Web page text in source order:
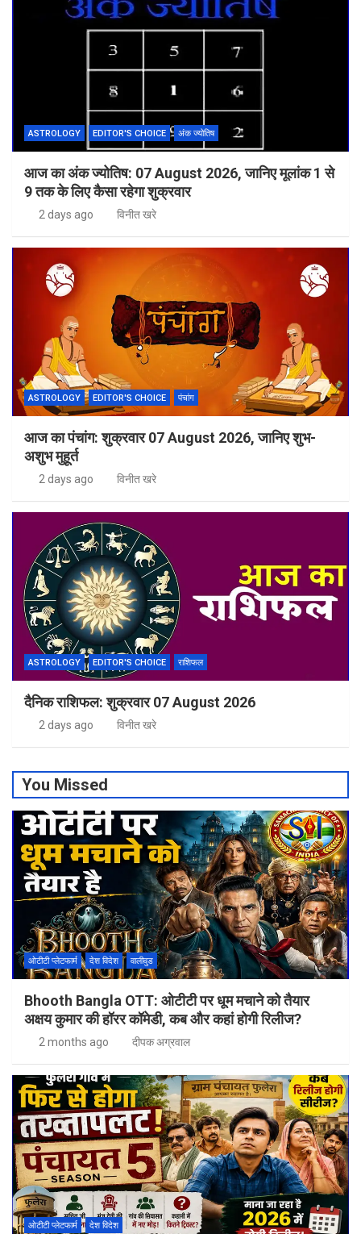
ASTROLOGY EDITOR'S CHOICE अंक ज्योतिष
आज का अंक ज्योतिष: 07 August 2026, जानिए मूलांक 1 से
9 तक के लिए कैसा रहेगा शुक्रवार
2 days ago विनीत खरे
ASTROLOGY EDITOR'S CHOICE पंचांग
आज का पंचांग: शुक्रवार 07 August 2026, जानिए शुभ-
अशुभ मुहूर्त
2 days ago विनीत खरे
ASTROLOGY EDITOR'S CHOICE राशिफल
दैनिक राशिफल: शुक्रवार 07 August 2026
2 days ago विनीत खरे
You Missed
ओटीटी प्लेटफार्म देश विदेश वालीवुड
Bhooth Bangla OTT: ओटीटी पर धूम मचाने को तैयार
अक्षय कुमार की हॉरर कॉमेडी, कब और कहां होगी रिलीज?
2 months ago दीपक अग्रवाल
ओटीटी प्लेटफार्म देश विदेश